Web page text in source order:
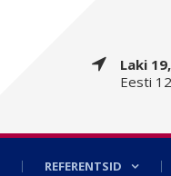
Laki
Eesti
REFERENTSID